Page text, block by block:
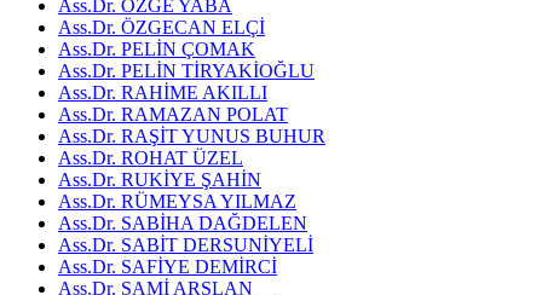
Ass.Dr. ÖZGE YABA
Ass.Dr. ÖZGECAN ELÇİ
Ass.Dr. PELİN ÇOMAK
Ass.Dr. PELİN TİRYAKİOĞLU
Ass.Dr. RAHİME AKILLI
Ass.Dr. RAMAZAN POLAT
Ass.Dr. RAŞİT YUNUS BUHUR
Ass.Dr. ROHAT ÜZEL
Ass.Dr. RUKİYE ŞAHİN
Ass.Dr. RÜMEYSA YILMAZ
Ass.Dr. SABİHA DAĞDELEN
Ass.Dr. SABİT DERSUNİYELİ
Ass.Dr. SAFİYE DEMİRCİ
Ass.Dr. SAMİ ARSLAN